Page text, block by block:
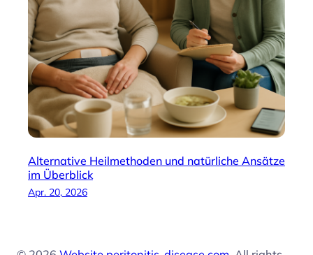
Alternative Heilmethoden und natürliche Ansätze
im Überblick
Apr. 20, 2026